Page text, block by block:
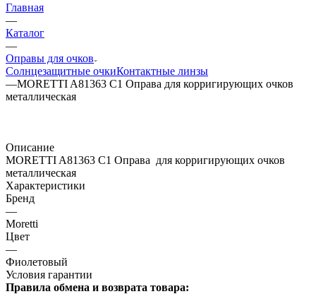
Главная
—
Каталог
—
Оправы для очков
Солнцезащитные очкиКонтактные линзы
—MORETTI A81363 C1 Оправа для корригирующих очков
металлическая
Описание
MORETTI A81363 C1 Оправа для корригирующих очков
металлическая
Характеристики
Бренд
—
Moretti
Цвет
—
Фиолетовый
Условия гарантии
Правила обмена и возврата товара: